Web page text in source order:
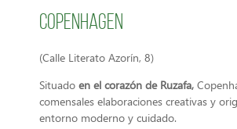
Copenhagen
(Calle Literato Azorín, 8)
Situado en el corazón de Ruzafa,
comensales elaboraciones creativas y
entorno moderno y cuidado.